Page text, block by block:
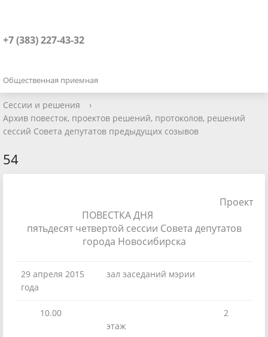
+7 (383) 227-43-32
Общественная приемная
Сессии и решения
›
Архив повесток, проектов решений, протоколов, решений
сессий Совета депутатов предыдущих созывов
54
Проект
ПОВЕСТКА ДНЯ
пятьдесят четвертой сессии Совета депутатов
города Новосибирска
29 апреля 2015
года
зал заседаний мэрии
10.00
2
этаж